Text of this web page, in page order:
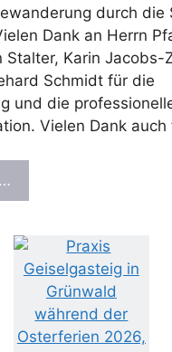
durch die
Dank an Herrn
Stalter, Karin Jacobs-
Schmidt für die
und die
Vielen Dank auch